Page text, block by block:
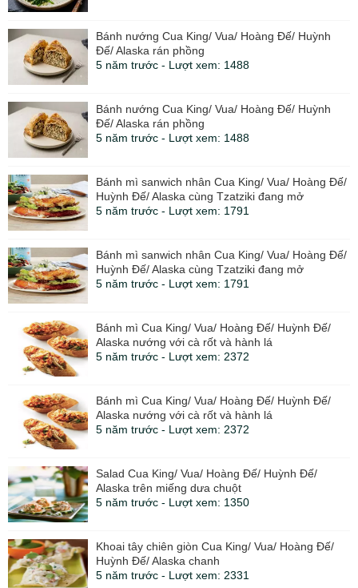
Bánh nướng Cua King/ Vua/ Hoàng Đế/ Huỳnh
Đế/ Alaska rán phồng
5 năm trước - Lượt xem: 1488
Bánh nướng Cua King/ Vua/ Hoàng Đế/ Huỳnh
Đế/ Alaska rán phồng
5 năm trước - Lượt xem: 1488
Bánh mì sanwich nhân Cua King/ Vua/ Hoàng Đế/
Huỳnh Đế/ Alaska cùng Tzatziki đang mở
5 năm trước - Lượt xem: 1791
Bánh mì sanwich nhân Cua King/ Vua/ Hoàng Đế/
Huỳnh Đế/ Alaska cùng Tzatziki đang mở
5 năm trước - Lượt xem: 1791
Bánh mì Cua King/ Vua/ Hoàng Đế/ Huỳnh Đế/
Alaska nướng với cà rốt và hành lá
5 năm trước - Lượt xem: 2372
Bánh mì Cua King/ Vua/ Hoàng Đế/ Huỳnh Đế/
Alaska nướng với cà rốt và hành lá
5 năm trước - Lượt xem: 2372
Salad Cua King/ Vua/ Hoàng Đế/ Huỳnh Đế/
Alaska trên miếng dưa chuột
5 năm trước - Lượt xem: 1350
Khoai tây chiên giòn Cua King/ Vua/ Hoàng Đế/
Huỳnh Đế/ Alaska chanh
5 năm trước - Lượt xem: 2331